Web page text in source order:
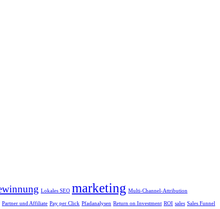
Lokales SEO marketing Multi-Channel-Attribution
Partner und Affiliate Pay per Click Pfadanalysen Return on Investment ROI sales Sales Funnel